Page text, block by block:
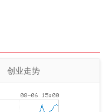
创业走势